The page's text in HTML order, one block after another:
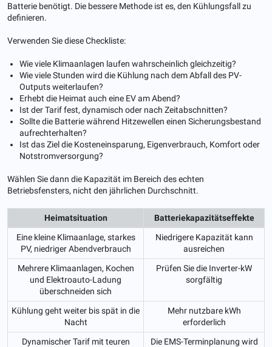
Batterie benötigt. Die bessere Methode ist es, den Kühlungsfall zu
definieren.
Verwenden Sie diese Checkliste:
Wie viele Klimaanlagen laufen wahrscheinlich gleichzeitig?
Wie viele Stunden wird die Kühlung nach dem Abfall des PV-
Outputs weiterlaufen?
Erhebt die Heimat auch eine EV am Abend?
Ist der Tarif fest, dynamisch oder nach Zeitabschnitten?
Sollte die Batterie während Hitzewellen einen Sicherungsbestand
aufrechterhalten?
Ist das Ziel die Kosteneinsparung, Eigenverbrauch, Komfort oder
Notstromversorgung?
Wählen Sie dann die Kapazität im Bereich des echten
Betriebsfensters, nicht den jährlichen Durchschnitt.
Heimatsituation
Batteriekapazitätseffekte
Eine kleine Klimaanlage, starkes
PV, niedriger Abendverbrauch
Niedrigere Kapazität kann
ausreichen
Mehrere Klimaanlagen, Kochen
und Elektroauto-Ladung
überschneiden sich
Prüfen Sie die Inverter-kW
sorgfältig
Kühlung geht weiter bis spät in die
Nacht
Mehr nutzbare kWh
erforderlich
Dynamischer Tarif mit teuren
Die EMS-Terminplanung wird